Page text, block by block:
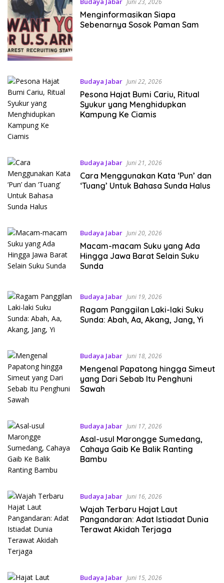
Menginformasikan Siapa
Sebenarnya Sosok Paman Sam
Budaya Jabar Juni 22, 2026
Pesona Hajat Bumi Cariu, Ritual
Syukur yang Menghidupkan
Kampung Ke Ciamis
Budaya Jabar Juni 21, 2026
Cara Menggunakan Kata ‘Pun’ dan
‘Tuang’ Untuk Bahasa Sunda Halus
Budaya Jabar Juni 20, 2026
Macam-macam Suku yang Ada
Hingga Jawa Barat Selain Suku
Sunda
Budaya Jabar Juni 19, 2026
Ragam Panggilan Laki-laki Suku
Sunda: Abah, Aa, Akang, Jang, Yi
Budaya Jabar Juni 18, 2026
Mengenal Papatong hingga Simeut
yang Dari Sebab Itu Penghuni
Sawah
Budaya Jabar Juni 17, 2026
Asal-usul Marongge Sumedang,
Cahaya Gaib Ke Balik Ranting
Bambu
Budaya Jabar Juni 16, 2026
Wajah Terbaru Hajat Laut
Pangandaran: Adat Istiadat Dunia
Terawat Akidah Terjaga
Budaya Jabar Juni 15, 2026